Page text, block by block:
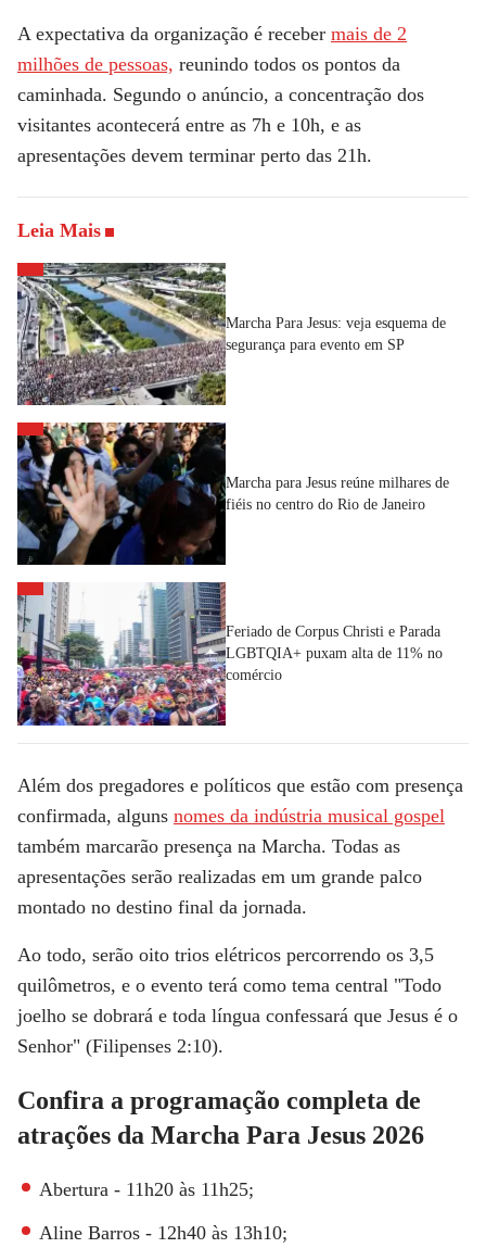
A expectativa da organização é receber mais de 2
milhões de pessoas, reunindo todos os pontos da
caminhada. Segundo o anúncio, a concentração dos
visitantes acontecerá entre as 7h e 10h, e as
apresentações devem terminar perto das 21h.
Leia Mais
Marcha Para Jesus: veja esquema de
segurança para evento em SP
Marcha para Jesus reúne milhares de
fiéis no centro do Rio de Janeiro
Feriado de Corpus Christi e Parada
LGBTQIA+ puxam alta de 11% no
comércio
Além dos pregadores e políticos que estão com presença
confirmada, alguns nomes da indústria musical gospel
também marcarão presença na Marcha. Todas as
apresentações serão realizadas em um grande palco
montado no destino final da jornada.
Ao todo, serão oito trios elétricos percorrendo os 3,5
quilômetros, e o evento terá como tema central "Todo
joelho se dobrará e toda língua confessará que Jesus é o
Senhor" (Filipenses 2:10).
Confira a programação completa de
atrações da Marcha Para Jesus 2026
Abertura - 11h20 às 11h25;
Aline Barros - 12h40 às 13h10;